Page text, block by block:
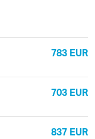
783 EUR
703 EUR
837 EUR